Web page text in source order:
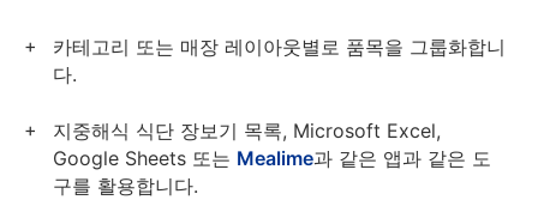
카테고리 또는 매장 레이아웃별로 품목을 그룹화합니
다.
지중해식 식단 장보기 목록, Microsoft Excel,
Google Sheets 또는 Mealime과 같은 앱과 같은 도
구를 활용합니다.